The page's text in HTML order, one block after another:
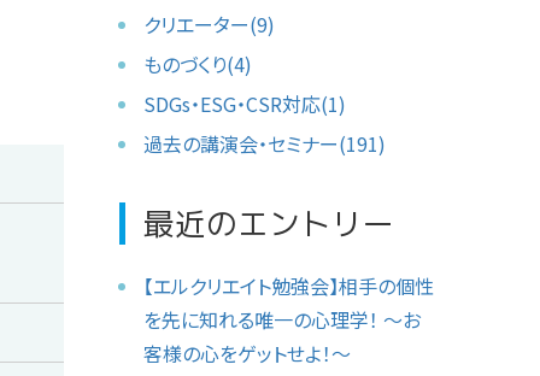
クリエーター(9)
ものづくり(4)
SDGs・ESG・CSR対応(1)
過去の講演会・セミナー(191)
最近のエントリー
【エルクリエイト勉強会】相手の個性
を先に知れる唯一の心理学！ 〜お
客様の心をゲットせよ！〜